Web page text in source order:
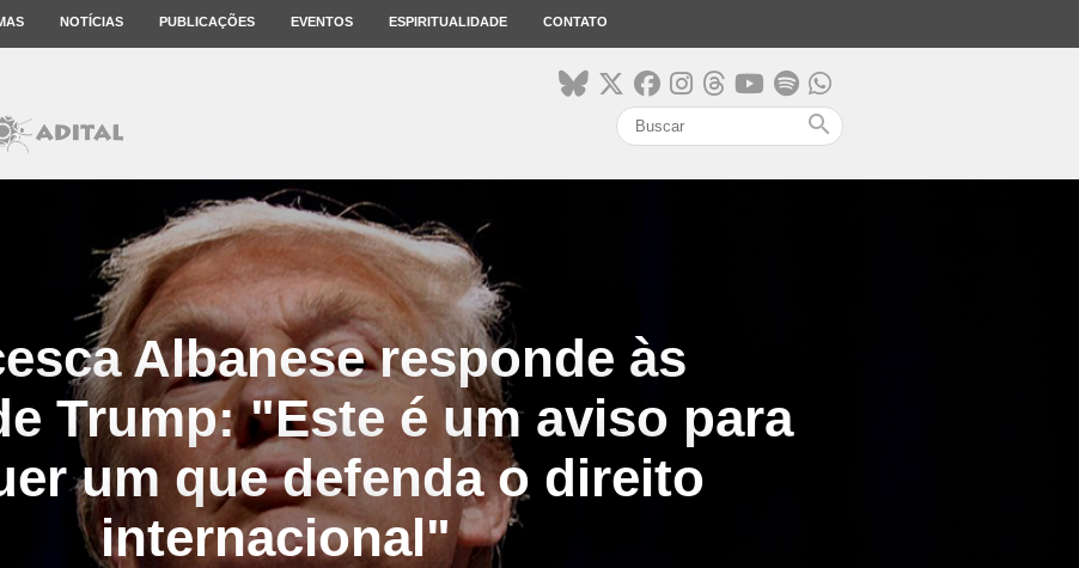
NOTÍCIAS PUBLICAÇÕES EVENTOS ESPIRITUALIDADE CONTATO
search
Albanese responde às
Trump: "Este é um aviso para
um que defenda o direito
internacional"